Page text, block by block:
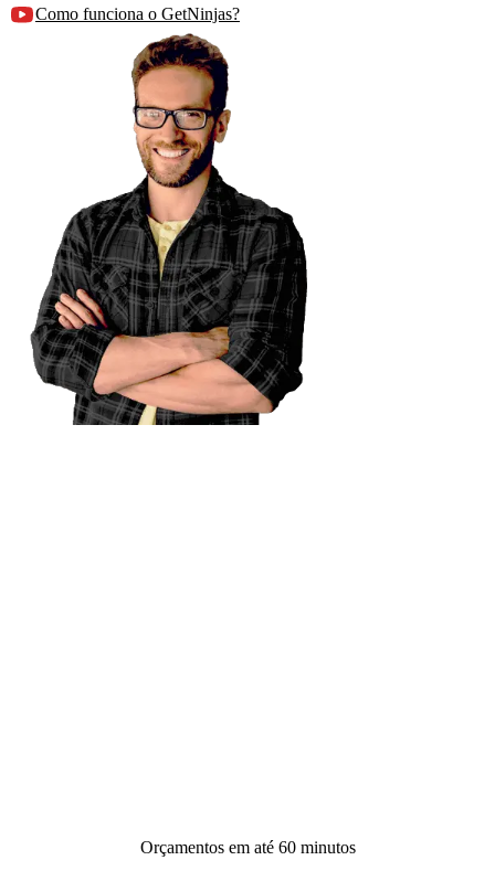
Como funciona o GetNinjas?
Orçamentos em até 60 minutos